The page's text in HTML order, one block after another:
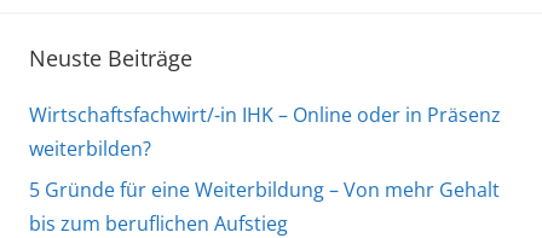
Neuste Beiträge
Wirtschaftsfachwirt/-in IHK – Online oder in Präsenz
weiterbilden?
5 Gründe für eine Weiterbildung – Von mehr Gehalt
bis zum beruflichen Aufstieg